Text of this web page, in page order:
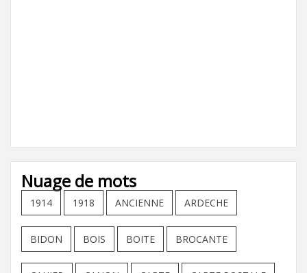
Nuage de mots
1914 1918 ANCIENNE ARDECHE
BIDON BOIS BOITE BROCANTE